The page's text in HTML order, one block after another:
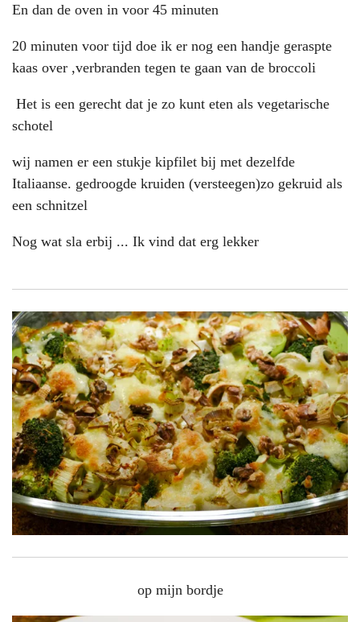
En dan de oven in voor 45 minuten
20 minuten voor tijd doe ik er nog een handje geraspte
kaas over ,verbranden tegen te gaan van de broccoli
Het is een gerecht dat je zo kunt eten als vegetarische
schotel
wij namen er een stukje kipfilet bij met dezelfde
Italiaanse. gedroogde kruiden (versteegen)zo gekruid als
een schnitzel
Nog wat sla erbij ... Ik vind dat erg lekker
op mijn bordje